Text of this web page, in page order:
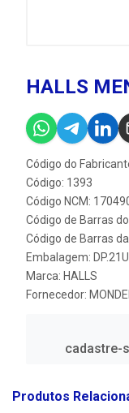
HALLS
Código do
Código: 1393
Código NCM:
Código de Barras
Código de Barras
Embalagem:
Marca: HALLS
Fornecedor:
cadastre-
Produtos